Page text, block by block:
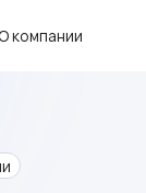
компании